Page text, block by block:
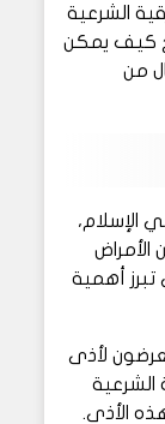
الشرعية
كيف يمكن
من
الإسلام،
الأمراض
تبرز أهمية
لأذى
الشرعية
الأذى.